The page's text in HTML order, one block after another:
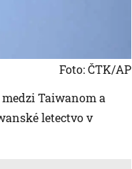
Foto: ČTK/AP
Taiwanom a
letectvo v